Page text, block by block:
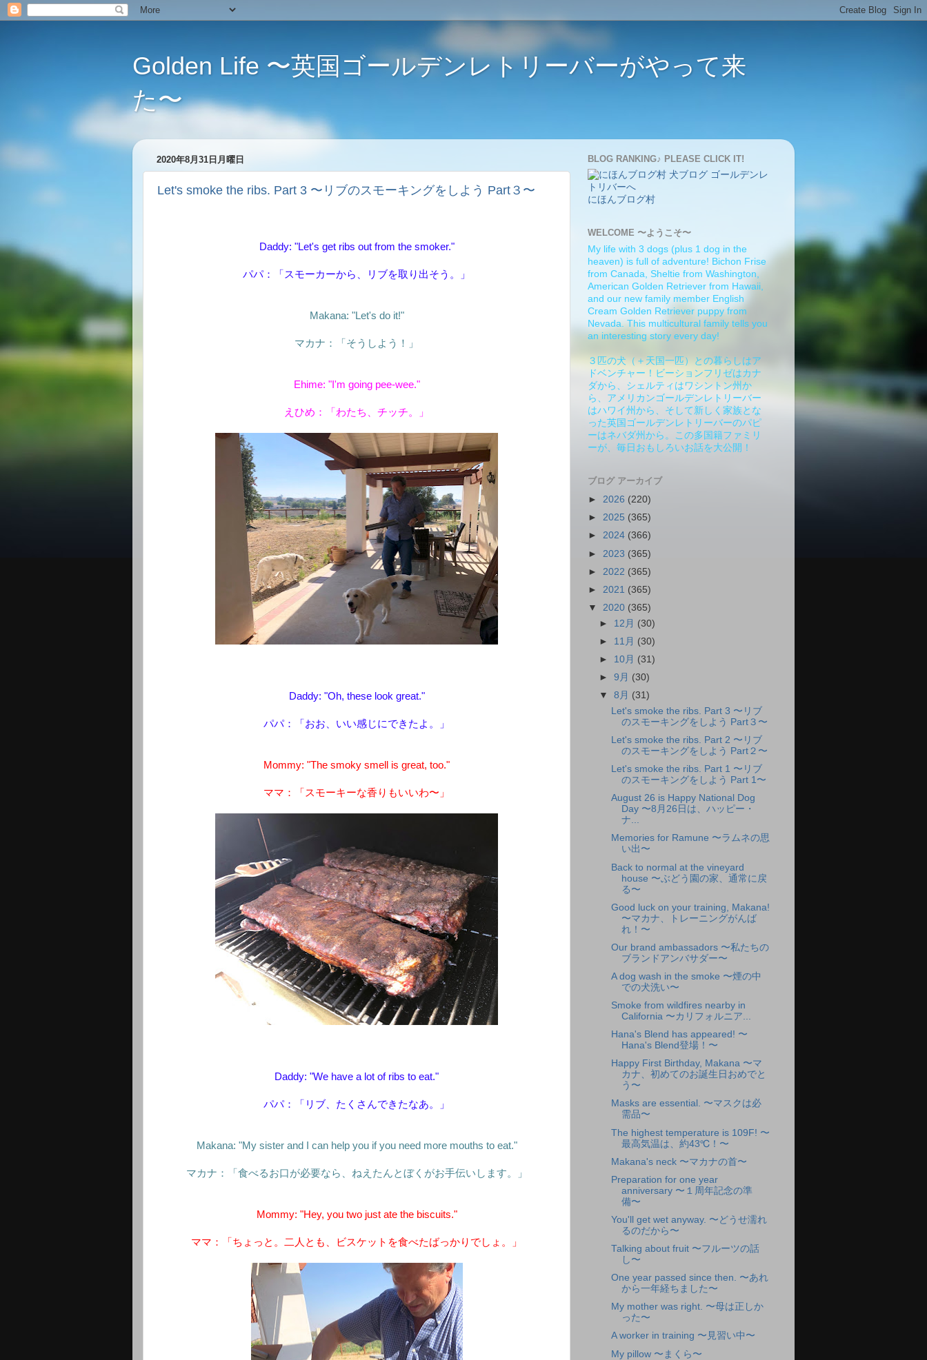
Golden Life 〜英国ゴールデンレトリーバーがやって来
た〜
2020年8月31日月曜日
Let's smoke the ribs. Part 3 〜リブのスモーキングをしよう Part３〜
Daddy: "Let's get ribs out from the smoker."
パパ：「スモーカーから、リブを取り出そう。」
Makana: "Let's do it!"
マカナ：「そうしよう！」
Ehime: "I'm going pee-wee."
えひめ：「わたち、チッチ。」
Daddy: "Oh, these look great."
パパ：「おお、いい感じにできたよ。」
Mommy: "The smoky smell is great, too."
ママ：「スモーキーな香りもいいわ〜」
Daddy: "We have a lot of ribs to eat."
パパ：「リブ、たくさんできたなあ。」
Makana: "My sister and I can help you if you need more mouths to eat."
マカナ：「食べるお口が必要なら、ねえたんとぼくがお手伝いします。」
Mommy: "Hey, you two just ate the biscuits."
ママ：「ちょっと。二人とも、ビスケットを食べたばっかりでしょ。」
BLOG RANKING♪ PLEASE CLICK IT!
にほんブログ村
WELCOME 〜ようこそ〜
My life with 3 dogs (plus 1 dog in the
heaven) is full of adventure! Bichon Frise
from Canada, Sheltie from Washington,
American Golden Retriever from Hawaii,
and our new family member English
Cream Golden Retriever puppy from
Nevada. This multicultural family tells you
an interesting story every day!
３匹の犬（＋天国一匹）との暮らしはア
ドベンチャー！ビーションフリゼはカナ
ダから、シェルティはワシントン州か
ら、アメリカンゴールデンレトリーバー
はハワイ州から、そして新しく家族とな
った英国ゴールデンレトリーバーのパピ
ーはネバダ州から。この多国籍ファミリ
ーが、毎日おもしろいお話を大公開！
ブログ アーカイブ
► 2026 (220)
► 2025 (365)
► 2024 (366)
► 2023 (365)
► 2022 (365)
► 2021 (365)
▼ 2020 (365)
► 12月 (30)
► 11月 (30)
► 10月 (31)
►9月 (30)
▼8月 (31)
Let's smoke the ribs. Part 3 〜リブ
のスモーキングをしよう Part３〜
Let's smoke the ribs. Part 2 〜リブ
のスモーキングをしよう Part２〜
Let's smoke the ribs. Part 1 〜リブ
のスモーキングをしよう Part 1〜
August 26 is Happy National Dog
Day 〜8月26日は、ハッピー・
ナ...
Memories for Ramune 〜ラムネの思
い出〜
Back to normal at the vineyard
house 〜ぶどう園の家、通常に戻
る〜
Good luck on your training, Makana!
〜マカナ、トレーニングがんば
れ！〜
Our brand ambassadors 〜私たちの
ブランドアンバサダー〜
A dog wash in the smoke 〜煙の中
での犬洗い〜
Smoke from wildfires nearby in
California 〜カリフォルニア...
Hana's Blend has appeared! 〜
Hana's Blend登場！〜
Happy First Birthday, Makana 〜マ
カナ、初めてのお誕生日おめでと
う〜
Masks are essential. 〜マスクは必
需品〜
The highest temperature is 109F! 〜
最高気温は、約43℃！〜
Makana's neck 〜マカナの首〜
Preparation for one year
anniversary 〜１周年記念の準
備〜
You'll get wet anyway. 〜どうせ濡れ
るのだから〜
Talking about fruit 〜フルーツの話
し〜
One year passed since then. 〜あれ
から一年経ちました〜
My mother was right. 〜母は正しか
った〜
A worker in training 〜見習い中〜
My pillow 〜まくら〜